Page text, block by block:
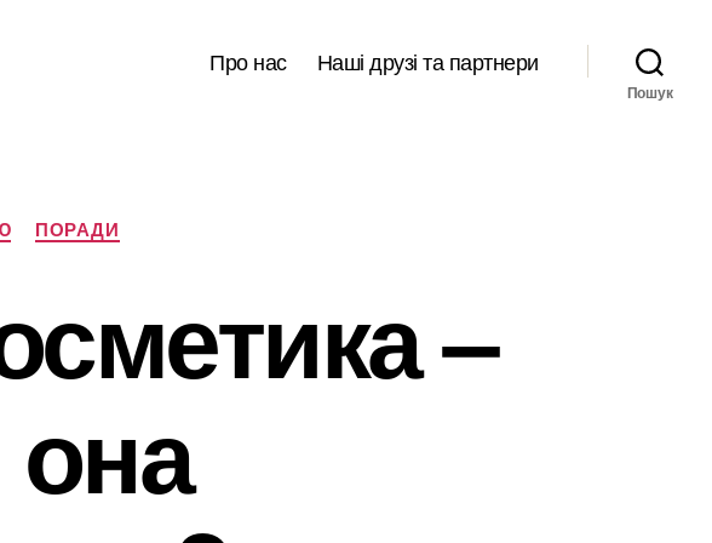
Про нас Наші друзі та партнери
Пошук
ПОРАДИ
–
она